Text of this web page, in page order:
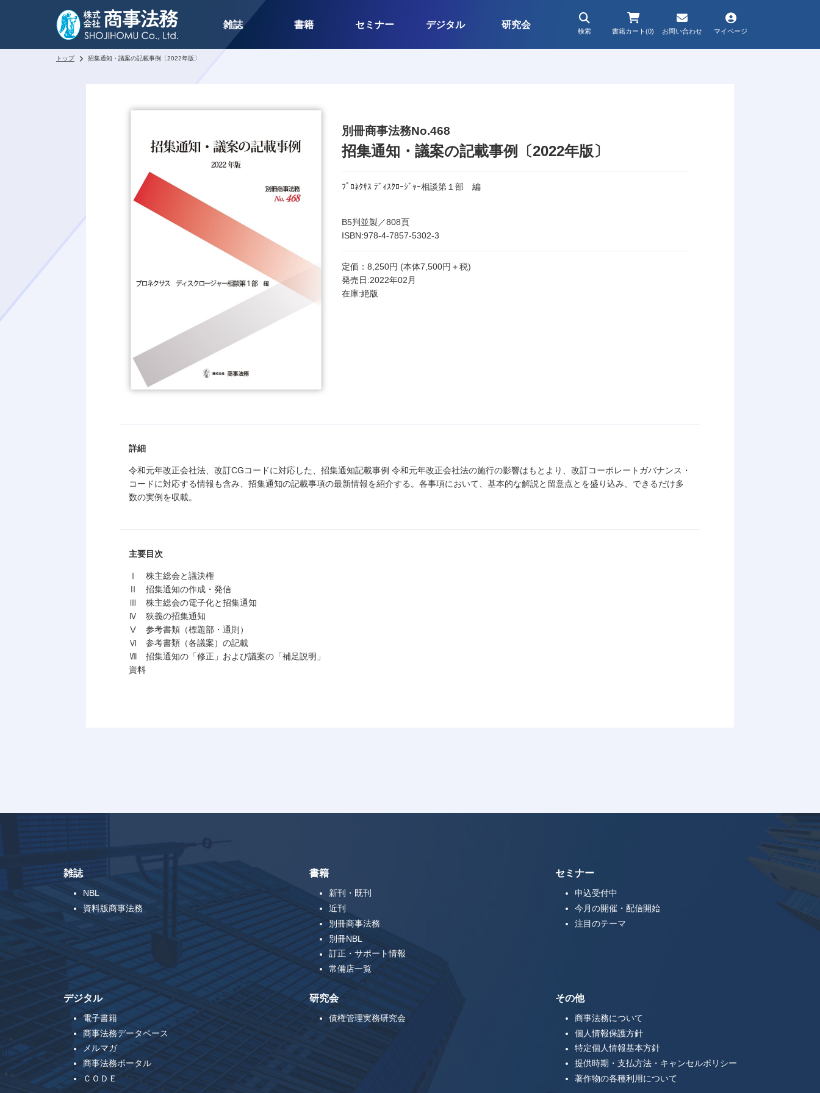
検索 書籍カート(0) お問い合わせ マイページ
雑誌 書籍 セミナー デジタル 研究会
トップ 招集通知・議案の記載事例〔2022年版〕
別冊商事法務No.468
招集通知・議案の記載事例〔2022年版〕
ﾌﾟﾛﾈｸｻｽ ﾃﾞｨｽｸﾛｰｼﾞｬｰ相談第１部 編
B5判並製／808頁
ISBN:978-4-7857-5302-3
定価：8,250円 (本体7,500円＋税)
発売日:2022年02月
在庫:絶版
詳細
令和元年改正会社法、改訂CGコードに対応した、招集通知記載事例 令和元年改正会社法の施行の影響はもとより、改訂コーポレートガバナンス・
コードに対応する情報も含み、招集通知の記載事項の最新情報を紹介する。各事項において、基本的な解説と留意点とを盛り込み、できるだけ多
数の実例を収載。
主要目次
Ⅰ 株主総会と議決権
Ⅱ 招集通知の作成・発信
Ⅲ 株主総会の電子化と招集通知
Ⅳ 狭義の招集通知
Ⅴ 参考書類（標題部・通則）
Ⅵ 参考書類（各議案）の記載
Ⅶ 招集通知の「修正」および議案の「補足説明」
資料
雑誌
NBL
資料版商事法務
書籍
新刊・既刊
近刊
別冊商事法務
別冊NBL
訂正・サポート情報
常備店一覧
セミナー
申込受付中
今月の開催・配信開始
注目のテーマ
デジタル
電子書籍
商事法務データベース
メルマガ
商事法務ポータル
ＣＯＤＥ
研究会
債権管理実務研究会
その他
商事法務について
個人情報保護方針
特定個人情報基本方針
提供時期・支払方法・キャンセルポリシー
著作物の各種利用について